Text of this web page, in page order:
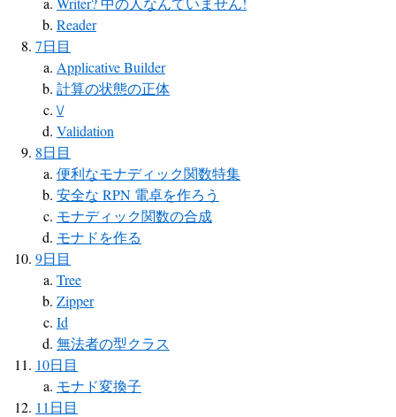
Reader
7日目
Applicative Builder
計算の状態の正体
\/
Validation
8日目
便利なモナディック関数特集
安全な RPN 電卓を作ろう
モナディック関数の合成
モナドを作る
9日目
Tree
Zipper
Id
無法者の型クラス
10日目
モナド変換子
11日目